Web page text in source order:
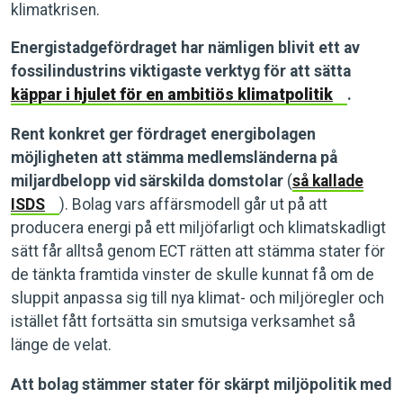
klimatkrisen.
Energistadgefördraget har nämligen blivit ett av
fossilindustrins viktigaste verktyg för att sätta
käppar i hjulet för en ambitiös klimatpolitik
.
Rent konkret ger fördraget energibolagen
möjligheten att stämma medlemsländerna på
miljardbelopp vid särskilda domstolar (så kallade
ISDS
). Bolag vars affärsmodell går ut på att
producera energi på ett miljöfarligt och klimatskadligt
sätt får alltså genom ECT rätten att stämma stater för
de tänkta framtida vinster de skulle kunnat få om de
sluppit anpassa sig till nya klimat- och miljöregler och
istället fått fortsätta sin smutsiga verksamhet så
länge de velat.
Att bolag stämmer stater för skärpt miljöpolitik med